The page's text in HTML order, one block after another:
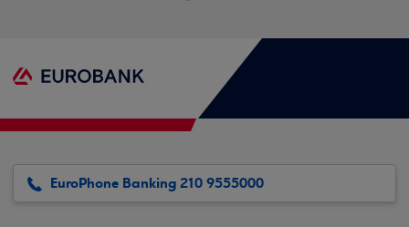
EuroPhone Banking 210 9555000